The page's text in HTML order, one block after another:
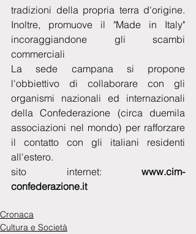
tradizioni della propria terra d'origine.
Inoltre, promuove il "Made in Italy"
incoraggiandone gli scambi
commerciali
La sede campana si propone
l'obbiettivo di collaborare con gli
organismi nazionali ed internazionali
della Confederazione (circa duemila
associazioni nel mondo) per rafforzare
il contatto con gli italiani residenti
all'estero.
sito internet: www.cim-
confederazione.it
Cronaca
Cultura e Società